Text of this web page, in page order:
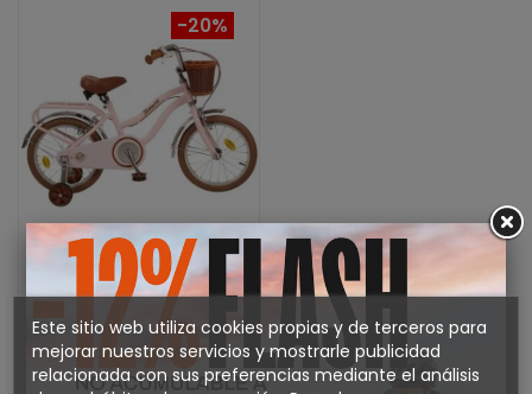
-20%
Bicicleta Toimsa Vintage 16"
159,95 €199,00 €
COMPRAR
Este sitio web utiliza cookies propias y de terceros para
mejorar nuestros servicios y mostrarle publicidad
relacionada con sus preferencias mediante el análisis